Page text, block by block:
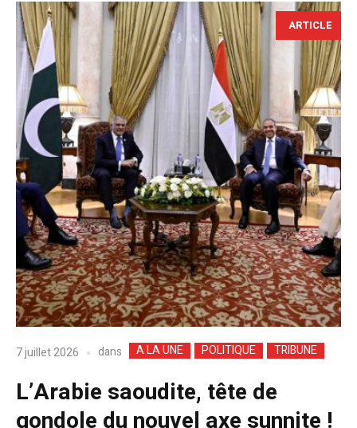
ARTICLE
7 juillet 2026 dans A LA UNE POLITIQUE TRIBUNE
L’Arabie saoudite, tête de
gondole du nouvel axe sunnite !